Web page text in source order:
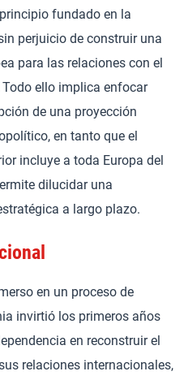
fundado en la
perjuicio de construir una
para las relaciones con el
ello implica enfocar
de una proyección
en tanto que el
incluye a toda Europa del
dilucidar una
a largo plazo.
en un proceso de
invirtió los primeros años
en reconstruir el
relaciones internacionales,